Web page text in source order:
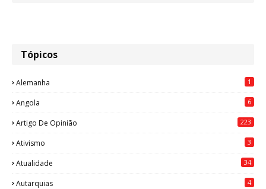
Tópicos
Alemanha 1
Angola 6
Artigo De Opinião 223
Ativismo 3
Atualidade 34
Autarquias 4